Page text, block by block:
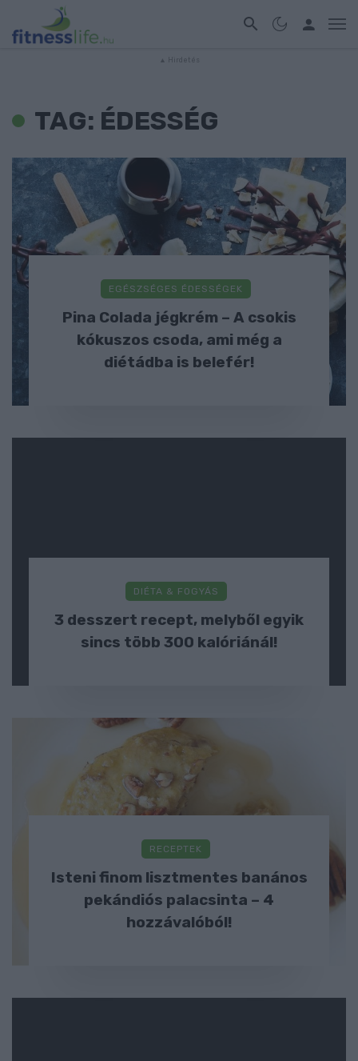
TAG: ÉDESSÉG
EGÉSZSÉGES ÉDESSÉGEK
Pina Colada jégkrém – A csokis
kókuszos csoda, ami még a
diétádba is belefér!
DIÉTA & FOGYÁS
3 desszert recept, melyből egyik
sincs több 300 kalóriánál!
RECEPTEK
Isteni finom lisztmentes banános
pekándiós palacsinta – 4
hozzávalóból!